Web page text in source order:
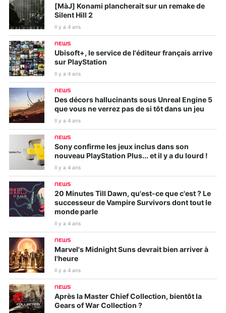
[MàJ] Konami plancherait sur un remake de
Silent Hill 2
Il y a 4 ans
NEWS
Ubisoft+, le service de l'éditeur français arrive
sur PlayStation
Il y a 4 ans
NEWS
Des décors hallucinants sous Unreal Engine 5
que vous ne verrez pas de si tôt dans un jeu
Il y a 4 ans
NEWS
Sony confirme les jeux inclus dans son
nouveau PlayStation Plus... et il y a du lourd !
Il y a 4 ans
NEWS
20 Minutes Till Dawn, qu'est-ce que c'est ? Le
successeur de Vampire Survivors dont tout le
monde parle
Il y a 4 ans
NEWS
Marvel's Midnight Suns devrait bien arriver à
l'heure
Il y a 4 ans
NEWS
Après la Master Chief Collection, bientôt la
Gears of War Collection ?